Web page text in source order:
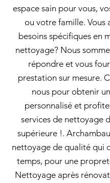
espace sain pour vous,
ou votre famille. Vous
besoins spécifiques en
nettoyage? Nous
répondre et vous
prestation sur mesure.
nous pour obtenir
personnalisé et
services de nettoyage
supérieure !.
nettoyage de qualité qui
temps, pour une
Nettoyage après